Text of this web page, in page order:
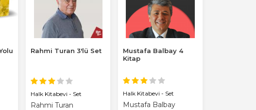
Rahmi Turan 3'lü Set
Halk Kitabevi - Set
Rahmi Turan
Mustafa Balbay 4
Kitap
Halk Kitabevi - Set
Mustafa Balbay